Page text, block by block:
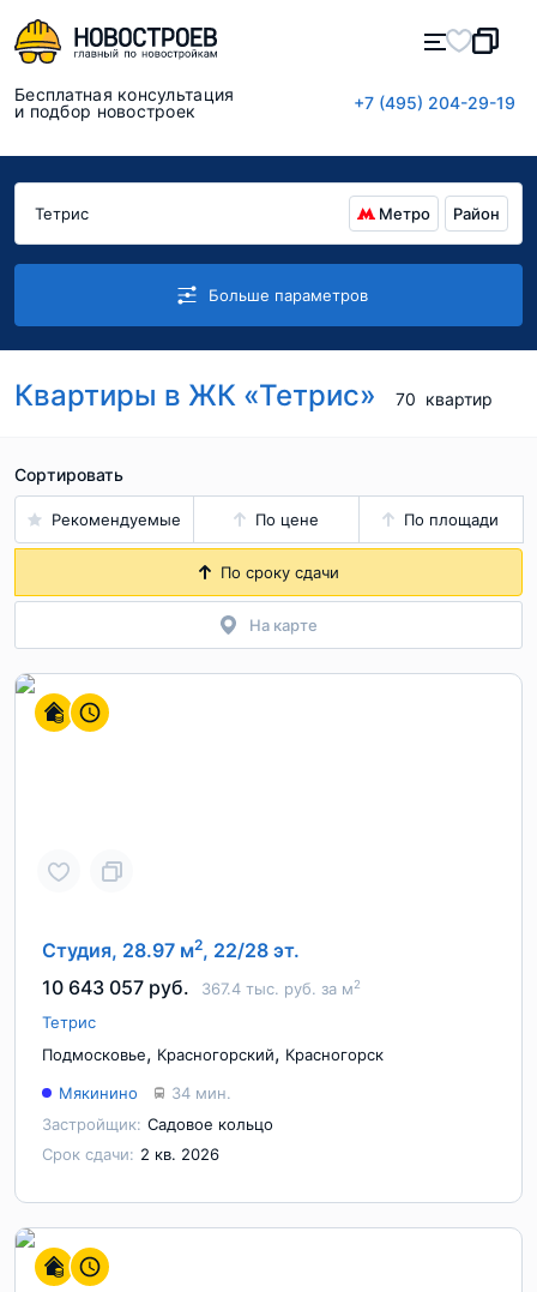
Бесплатная консультация
и подбор новостроек
+7 (495) 204-29-19
Метро Район
Больше параметров
Квартиры в ЖК «Тетрис» 70 квартир
Сортировать
Рекомендуемые По цене По площади
По сроку сдачи
На карте
Студия, 28.97 м2, 22/28 эт.
10 643 057 руб.
367.4 тыс. руб. за м2
Тетрис
Подмосковье, Красногорский, Красногорск
Мякинино
34 мин.
Застройщик: Садовое кольцо
Срок сдачи: 2 кв. 2026